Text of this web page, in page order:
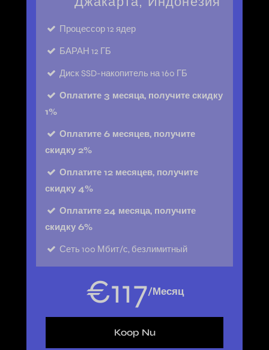
Процессор12 ядер
БАРАН 12 ГБ
ДискSSD-накопитель на 160 ГБ
Оплатите 3 месяца, получите скидку
1%
Оплатите 6 месяцев, получите
скидку 2%
Оплатите 12 месяцев, получите
скидку 4%
Оплатите 24 месяца, получите
скидку 6%
Сеть 100 Мбит/с, безлимитный
€117/Месяц
Koop Nu